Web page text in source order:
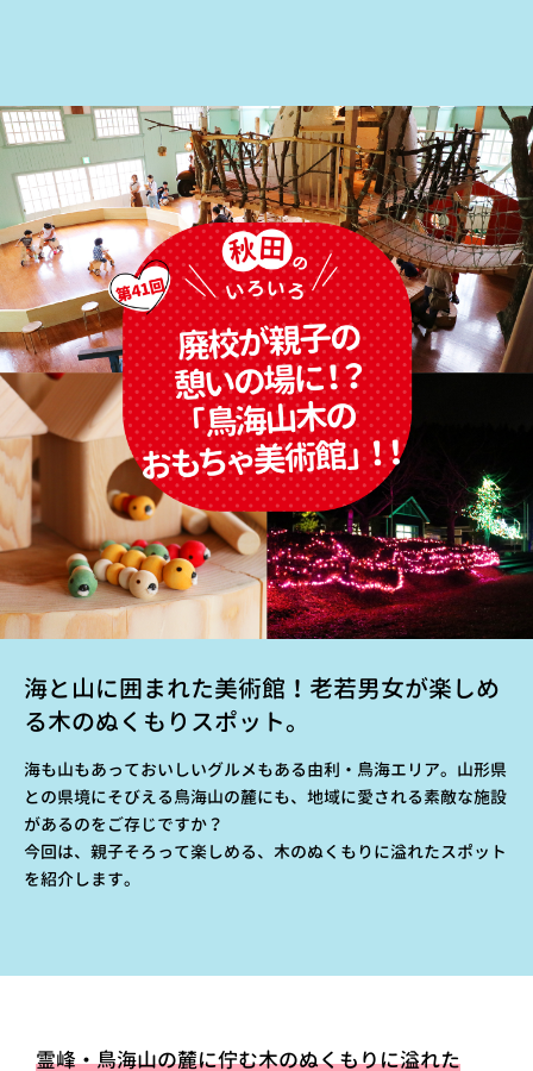
海と山に囲まれた美術館！老若男女が楽しめ
る木のぬくもりスポット。
海も山もあっておいしいグルメもある由利・鳥海エリア。山形県
との県境にそびえる鳥海山の麓にも、地域に愛される素敵な施設
があるのをご存じですか？
今回は、親子そろって楽しめる、木のぬくもりに溢れたスポット
を紹介します。
霊峰・鳥海山の麓に佇む木のぬくもりに溢れた